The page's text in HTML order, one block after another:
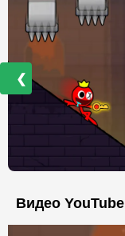
❮
Видео YouTube